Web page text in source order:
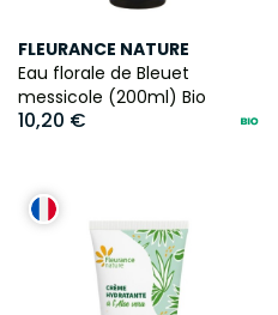
FLEURANCE NATURE
Eau florale de Bleuet
messicole (200ml) Bio
10,20 €